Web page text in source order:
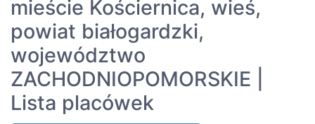
mieście Kościernica, wieś,
powiat białogardzki,
województwo
ZACHODNIOPOMORSKIE |
Lista placówek